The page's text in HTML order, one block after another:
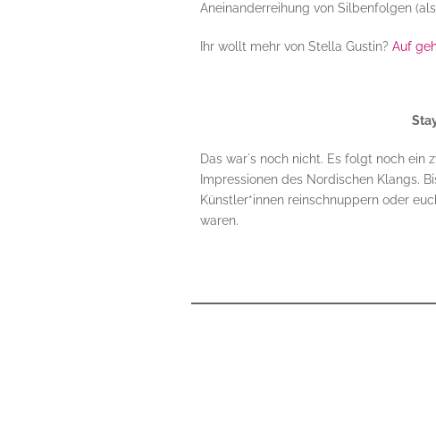
Aneinanderreihung von Silbenfolgen
Ihr wollt mehr von Stella Gustin? Auf
Das war´s noch nicht. Es folgt noch
Impressionen des Nordischen Klangs.
Künstler*innen reinschnuppern oder
waren.